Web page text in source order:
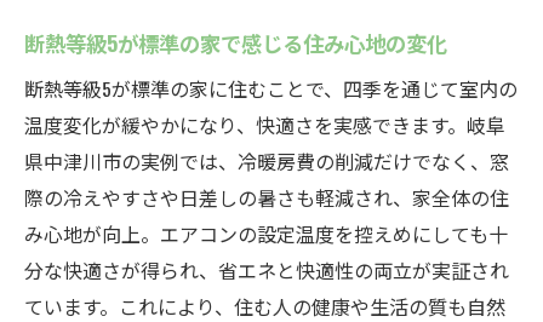
断熱等級5が標準の家で感じる住み心地の変化
断熱等級5が標準の家に住むことで、四季を通じて室内の
温度変化が緩やかになり、快適さを実感できます。岐阜
県中津川市の実例では、冷暖房費の削減だけでなく、窓
際の冷えやすさや日差しの暑さも軽減され、家全体の住
み心地が向上。エアコンの設定温度を控えめにしても十
分な快適さが得られ、省エネと快適性の両立が実証され
ています。これにより、住む人の健康や生活の質も自然